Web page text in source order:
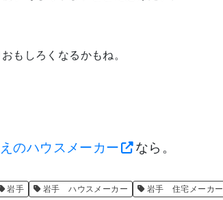
もしろくなるかもね。
のハウスメーカー なら。
岩手 岩手 ハウスメーカー 岩手 住宅メーカー